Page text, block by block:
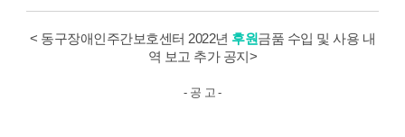
본문
< 동구장애인주간보호센터 2022년 후원금품 수입 및 사용 내
역 보고 추가 공지>
- 공 고 -